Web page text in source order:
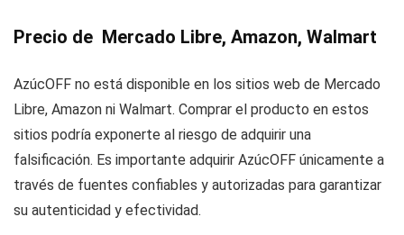
Precio de Mercado Libre, Amazon, Walmart
AzúcOFF no está disponible en los sitios web de Mercado
Libre, Amazon ni Walmart. Comprar el producto en estos
sitios podría exponerte al riesgo de adquirir una
falsificación. Es importante adquirir AzúcOFF únicamente a
través de fuentes confiables y autorizadas para garantizar
su autenticidad y efectividad.